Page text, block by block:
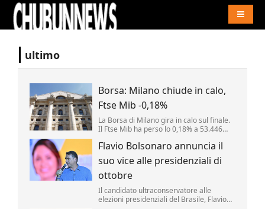
ultimo
Borsa: Milano chiude in calo,
Ftse Mib -0,18%
La Borsa di Milano gira in calo sul finale.
Il Ftse Mib ha perso lo 0,18% a 53.446
tra i peggiori mentre i fari restano accesi
su Mps (+1,64%). .
Flavio Bolsonaro annuncia il
suo vice alle presidenziali di
ottobre
Il candidato ultraconservatore alle
elezioni presidenziali del Brasile, Flavio